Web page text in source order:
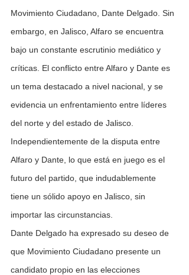
Movimiento Ciudadano, Dante Delgado. Sin
embargo, en Jalisco, Alfaro se encuentra
bajo un constante escrutinio mediático y
críticas. El conflicto entre Alfaro y Dante es
un tema destacado a nivel nacional, y se
evidencia un enfrentamiento entre líderes
del norte y del estado de Jalisco.
Independientemente de la disputa entre
Alfaro y Dante, lo que está en juego es el
futuro del partido, que indudablemente
tiene un sólido apoyo en Jalisco, sin
importar las circunstancias.
Dante Delgado ha expresado su deseo de
que Movimiento Ciudadano presente un
candidato propio en las elecciones